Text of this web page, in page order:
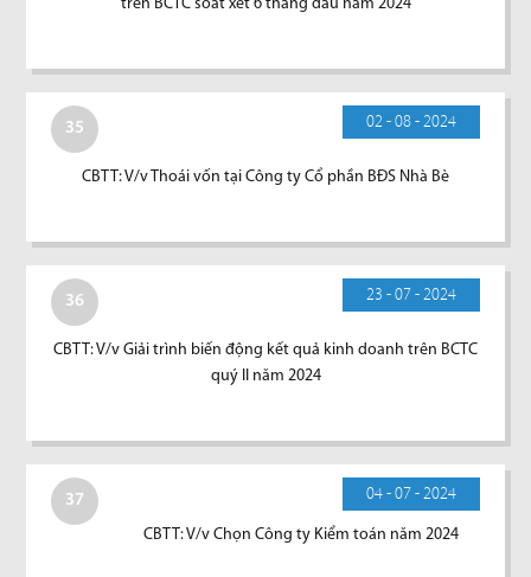
trên BCTC soát xét 6 tháng đầu năm 2024
35 02 - 08 - 2024
CBTT: V/v Thoái vốn tại Công ty Cổ phần BĐS Nhà Bè
36 23 - 07 - 2024
CBTT: V/v Giải trình biến động kết quả kinh doanh trên BCTC
quý II năm 2024
37 04 - 07 - 2024
CBTT: V/v Chọn Công ty Kiểm toán năm 2024